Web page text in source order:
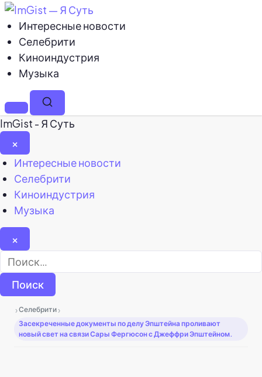
Интересные новости
Селебрити
Киноиндустрия
Музыка
МенюПоиск
ImGist - Я Суть
×
Закрыть
меню
Интересные новости
Селебрити
Киноиндустрия
Музыка
×
Найти:
›Селебрити ›
Засекреченные документы по делу Эпштейна проливают
новый свет на связи Сары Фергюсон с Джеффри Эпштейном.